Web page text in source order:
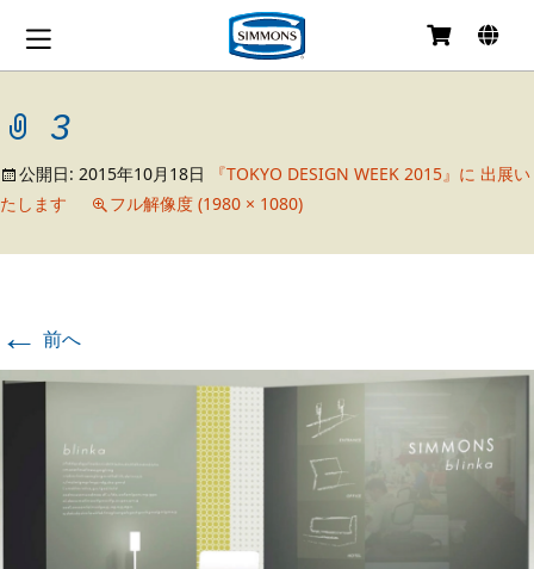
ン
へ
移
動
3
公開日: 2015年10月18日
『TOKYO DESIGN WEEK 2015』に 出展い
たします
フル解像度 (1980 × 1080)
← 前へ